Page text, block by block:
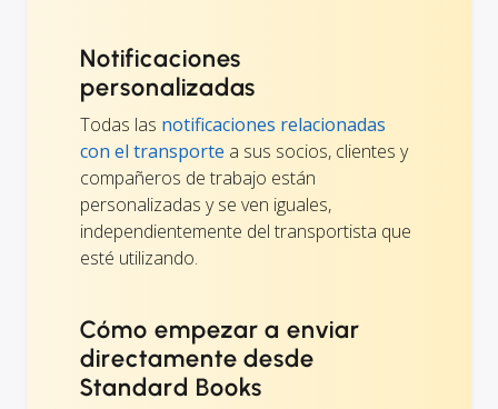
Notificaciones
personalizadas
Todas las notificaciones relacionadas
con el transporte a sus socios, clientes y
compañeros de trabajo están
personalizadas y se ven iguales,
independientemente del transportista que
esté utilizando.
Cómo empezar a enviar
directamente desde
Standard Books